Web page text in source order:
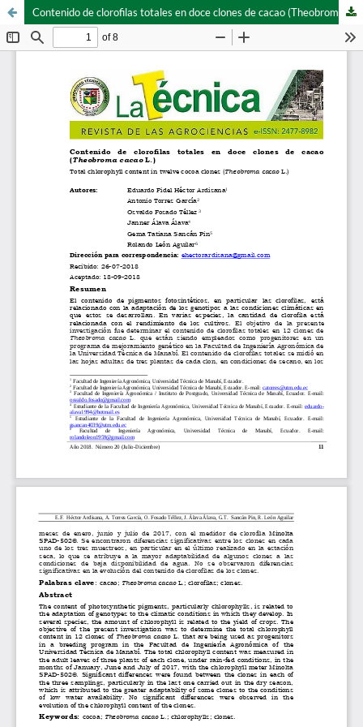
Contenido de clorofilas totales en doce clones de cacao (Theobroma cacao L.)